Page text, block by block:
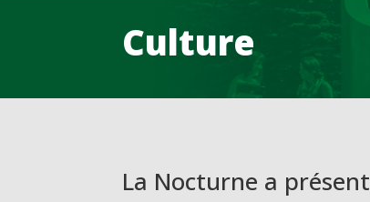
Culture
La Nocturne a